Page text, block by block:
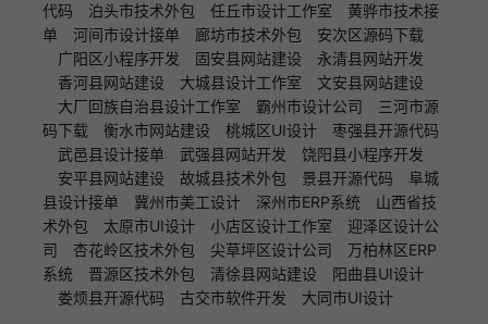
代码
泊头市技术外包 任丘市设计工作室
黄骅市技术接
单
河间市设计接单 廊坊市技术外包
安次区源码下载
广阳区小程序开发
固安县网站建设
永清县网站开发
香河县网站建设
大城县设计工作室
文安县网站建设
大厂回族自治县设计工作室
霸州市设计公司
三河市源
码下载
衡水市网站建设 桃城区UI设计
枣强县开源代码
武邑县设计接单
武强县网站开发
饶阳县小程序开发
安平县网站建设
故城县技术外包 景县开源代码
阜城
县设计接单
冀州市美工设计 深州市ERP系统
山西省技
术外包
太原市UI设计 小店区设计工作室
迎泽区设计公
司
杏花岭区技术外包 尖草坪区设计公司
万柏林区ERP
系统
晋源区技术外包 清徐县网站建设
阳曲县UI设计
娄烦县开源代码
古交市软件开发 大同市UI设计